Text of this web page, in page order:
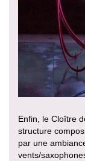
Enfin, le Cloître
structure
par une
vents/